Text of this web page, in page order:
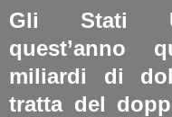
Gli Stati
quest’anno
miliardi di
tratta del